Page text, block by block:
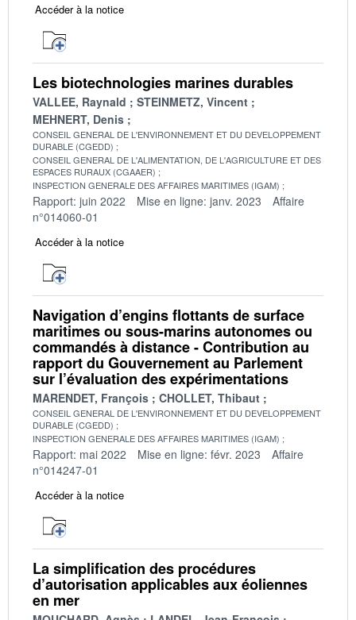
Accéder à la notice
Les biotechnologies marines durables
VALLEE, Raynald
STEINMETZ, Vincent
MEHNERT, Denis
CONSEIL GENERAL DE L'ENVIRONNEMENT ET DU DEVELOPPEMENT
DURABLE (CGEDD)
CONSEIL GENERAL DE L'ALIMENTATION, DE L'AGRICULTURE ET DES
ESPACES RURAUX (CGAAER)
INSPECTION GENERALE DES AFFAIRES MARITIMES (IGAM)
Rapport: juin 2022 Mise en ligne: janv. 2023
Affaire
n°014060-01
Accéder à la notice
Navigation d’engins flottants de surface
maritimes ou sous-marins autonomes ou
commandés à distance - Contribution au
rapport du Gouvernement au Parlement
sur l’évaluation des expérimentations
MARENDET, François CHOLLET, Thibaut
CONSEIL GENERAL DE L'ENVIRONNEMENT ET DU DEVELOPPEMENT
DURABLE (CGEDD)
INSPECTION GENERALE DES AFFAIRES MARITIMES (IGAM)
Rapport: mai 2022 Mise en ligne: févr. 2023
Affaire
n°014247-01
Accéder à la notice
La simplification des procédures
d’autorisation applicables aux éoliennes
en mer